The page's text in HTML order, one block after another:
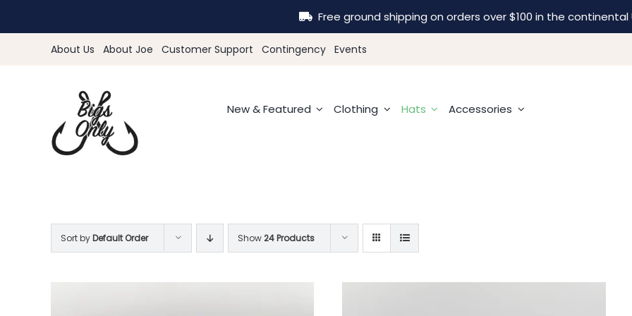
Free ground shipping on orders over $100 in the continental
About Us About Joe Customer Support Contingency Events
New & Featured Clothing Hats Accessories
Sort byDefault Order Show24 Products